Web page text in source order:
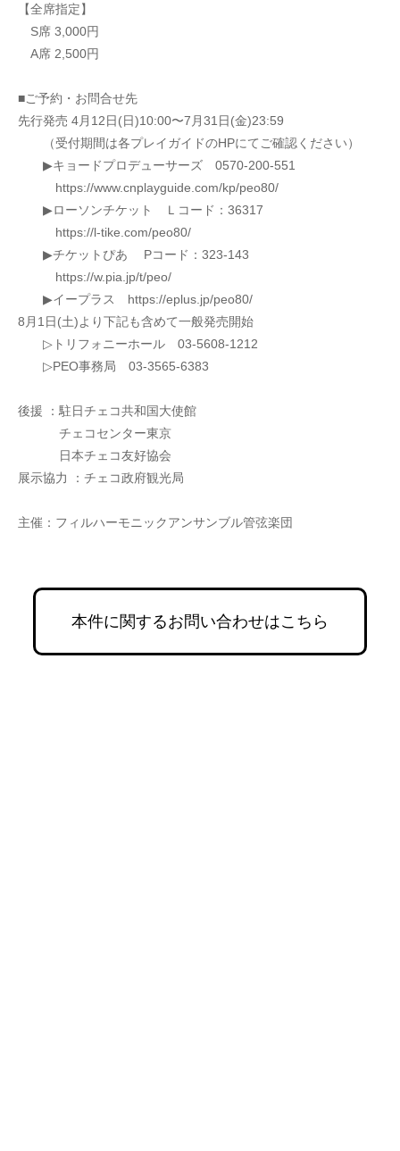
【全席指定】
S席 3,000円
A席 2,500円
■ご予約・お問合せ先
先行発売 4月12日(日)10:00〜7月31日(金)23:59
（受付期間は各プレイガイドのHPにてご確認ください）
▶キョードプロデューサーズ　0570-200-551
https://www.cnplayguide.com/kp/peo80/
▶ローソンチケット　Ｌコード：36317
https://l-tike.com/peo80/
▶チケットぴあ 　Pコード：323-143
https://w.pia.jp/t/peo/
▶イープラス　https://eplus.jp/peo80/
8月1日(土)より下記も含めて一般発売開始
▷トリフォニーホール　03-5608-1212
▷PEO事務局　03-3565-6383
後援 ：駐日チェコ共和国大使館
チェコセンター東京
日本チェコ友好協会
展示協力 ：チェコ政府観光局
主催：フィルハーモニックアンサンブル管弦楽団
本件に関するお問い合わせはこちら